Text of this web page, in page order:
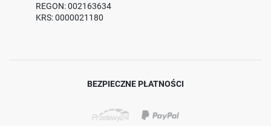
REGON: 002163634
KRS: 0000021180
BEZPIECZNE PŁATNOŚCI